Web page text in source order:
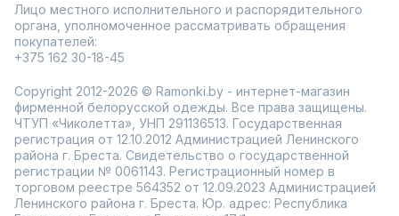
Лицо местного исполнительного и распорядительного
органа, уполномоченное рассматривать обращения
покупателей:
+375 162 30-18-45
Copyright 2012-2026 © Ramonki.by - интернет-магазин
фирменной белорусской одежды. Все права защищены.
ЧТУП «Чиколетта», УНП 291136513. Государственная
регистрация от 12.10.2012 Администрацией Ленинского
района г. Бреста. Свидетельство о государственной
регистрации № 0061143. Регистрационный номер в
торговом реестре 564352 от 12.09.2023 Администрацией
Ленинского района г. Бреста. Юр. адрес: Республика